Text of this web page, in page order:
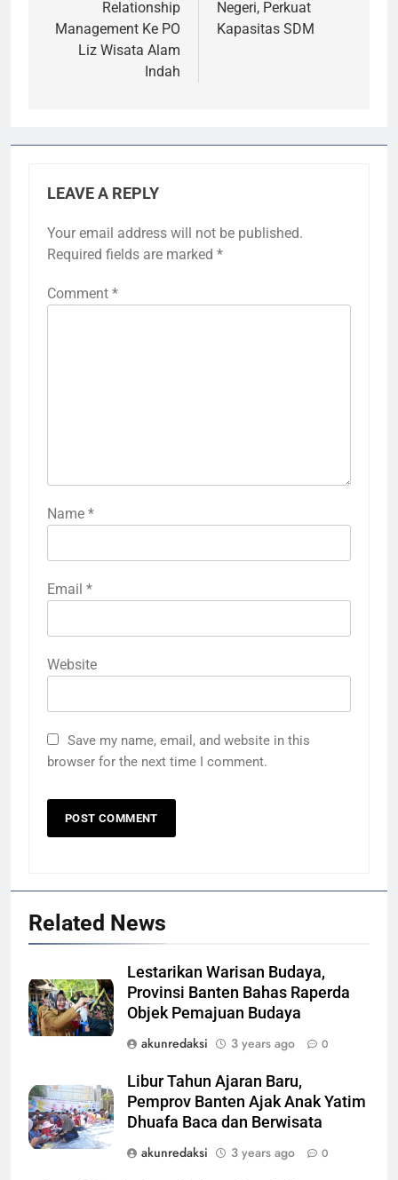
Relationship
Management Ke PO
Liz Wisata Alam
Indah
Negeri, Perkuat
Kapasitas SDM
LEAVE A REPLY
Your email address will not be published.
Required fields are marked *
Comment *
Name *
Email *
Website
Save my name, email, and website in this
browser for the next time I comment.
Related News
Lestarikan Warisan Budaya,
Provinsi Banten Bahas Raperda
Objek Pemajuan Budaya
akunredaksi
3 years ago 0
Libur Tahun Ajaran Baru,
Pemprov Banten Ajak Anak Yatim
Dhuafa Baca dan Berwisata
akunredaksi
3 years ago 0